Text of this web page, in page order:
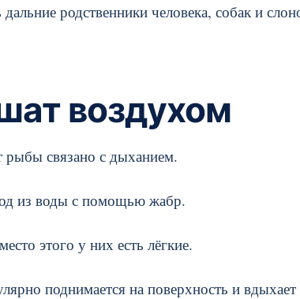
родственники человека, собак и
воздухом
рыбы связано с дыханием.
из воды с помощью жабр.
этого у них есть лёгкие.
поднимается на поверхность и